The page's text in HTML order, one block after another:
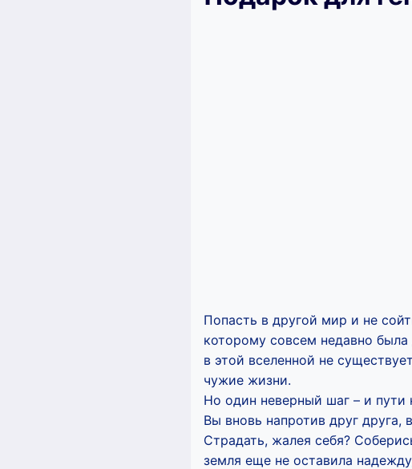
Попасть в другой мир и не
которому совсем недавно была
в этой вселенной не
чужие жизни.
Но один неверный шаг – и пути
Вы вновь напротив друг друга,
Страдать, жалея себя?
земля еще не оставила